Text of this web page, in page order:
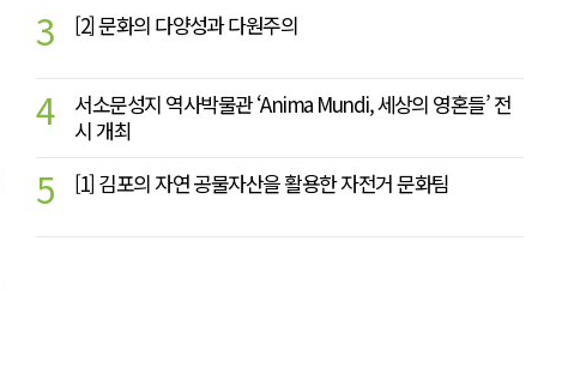
3 [2] 문화의 다양성과 다원주의
4
서소문성지 역사박물관 ‘Anima Mundi, 세상의 영혼들’ 전
시 개최
5 [1] 김포의 자연 공물자산을 활용한 자전거 문화팀